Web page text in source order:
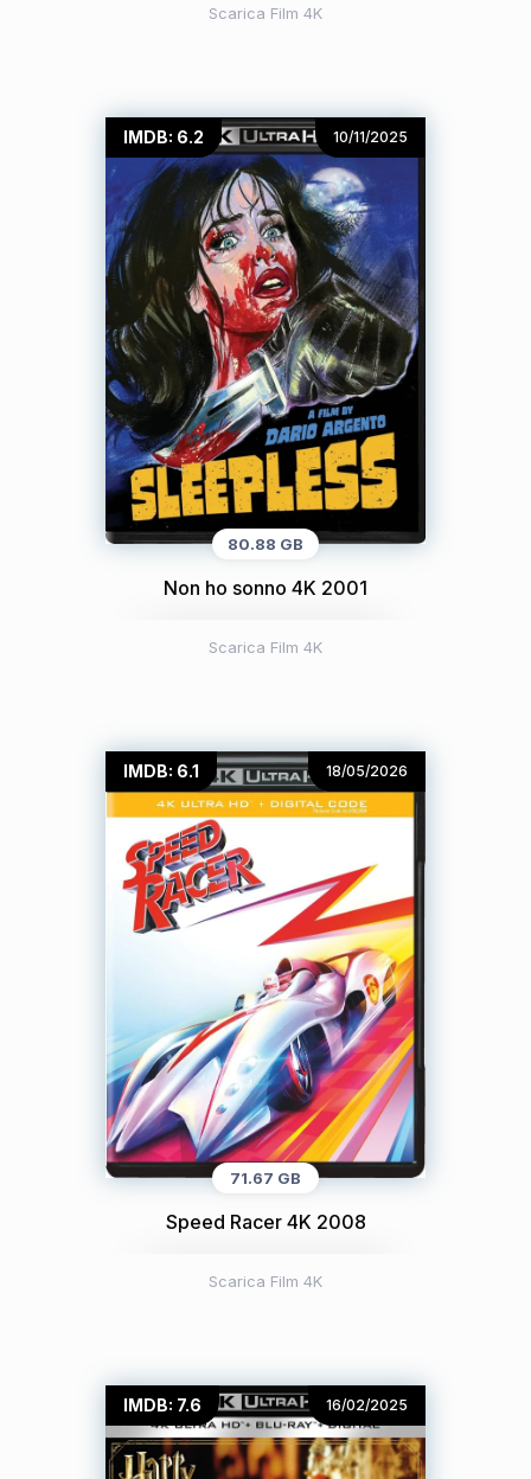
Scarica Film 4K
IMDB: 6.2 10/11/2025
80.88 GB
Non ho sonno 4K 2001
Scarica Film 4K
IMDB: 6.1 18/05/2026
71.67 GB
Speed Racer 4K 2008
Scarica Film 4K
IMDB: 7.6 16/02/2025